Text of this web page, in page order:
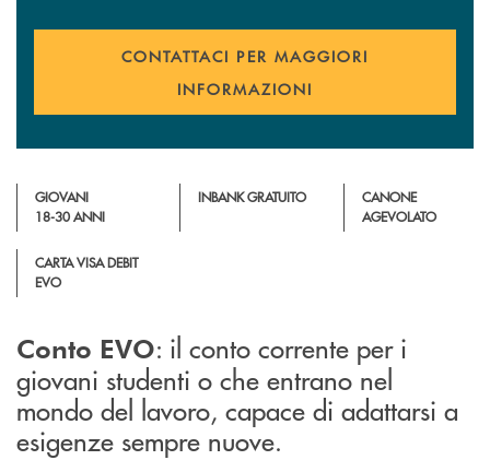
CONTATTACI PER MAGGIORI
INFORMAZIONI
GIOVANI
18-30 ANNI
INBANK GRATUITO
CANONE
AGEVOLATO
CARTA VISA DEBIT
EVO
Conto EVO: il conto corrente per i
giovani studenti o che entrano nel
mondo del lavoro, capace di adattarsi a
esigenze sempre nuove.